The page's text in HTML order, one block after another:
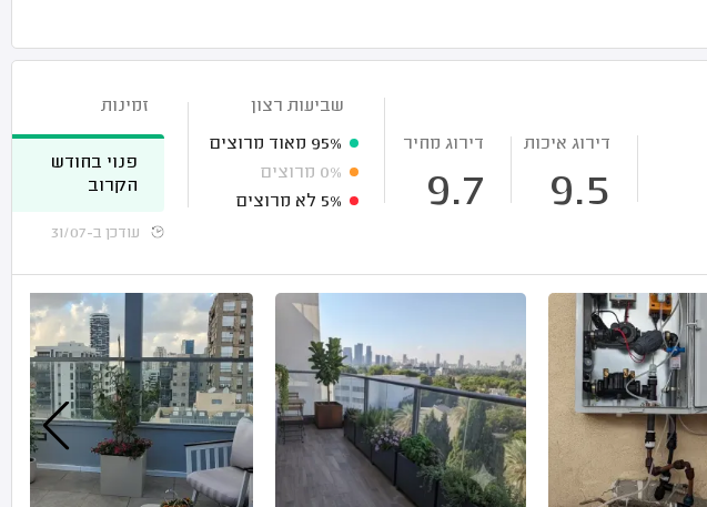
דירוג איכות
9.5
דירוג מחיר
9.7
שביעות רצון
95% מאוד מרוצים
0% מרוצים
5% לא מרוצים
זמינות
פנוי בחודש
הקרוב
עודכן ב-31/07